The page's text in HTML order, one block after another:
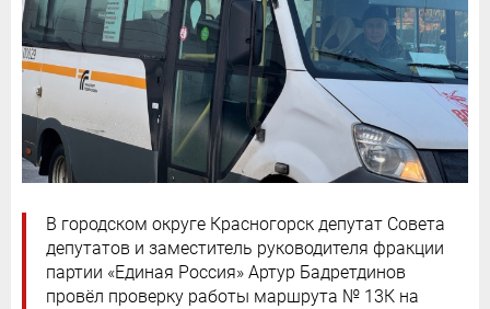
В городском округе Красногорск депутат Совета
депутатов и заместитель руководителя фракции
партии «Единая Россия» Артур Бадретдинов
провёл проверку работы маршрута № 13К на